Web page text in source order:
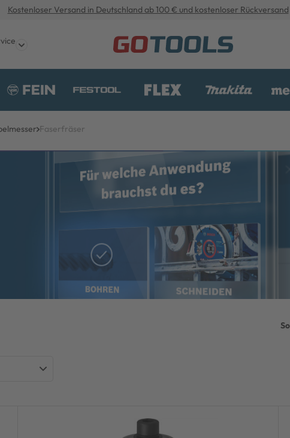
Kostenloser Versand in Deutschland ab 100 € und kostenloser Rückversand
Faserfräser